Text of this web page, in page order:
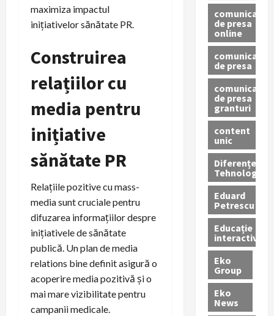
maximiza impactul
inițiativelor sănătate PR.
Construirea
relațiilor cu
media pentru
inițiative
sănătate PR
Relațiile pozitive cu mass-
media sunt cruciale pentru
difuzarea informațiilor despre
inițiativele de sănătate
publică. Un plan de media
relations bine definit asigură o
acoperire media pozitivă și o
mai mare vizibilitate pentru
campanii medicale.
comunicat
de presa
online
comunicate
de presa
comunicate
de presa
granturi
content
unic
Diferențe
Tehnologice
Eduard
Petrescu
Educație
interactivă
Eko
Group
Eko
News